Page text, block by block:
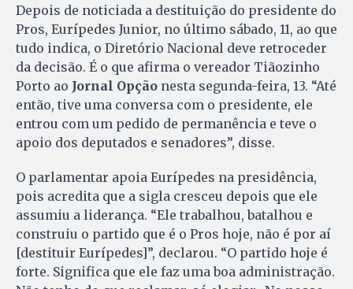
Depois de noticiada a destituição do presidente do
Pros, Eurípedes Junior, no último sábado, 11, ao que
tudo indica, o Diretório Nacional deve retroceder
da decisão. É o que afirma o vereador Tiãozinho
Porto ao Jornal Opção nesta segunda-feira, 13. “Até
então, tive uma conversa com o presidente, ele
entrou com um pedido de permanência e teve o
apoio dos deputados e senadores”, disse.
O parlamentar apoia Eurípedes na presidência,
pois acredita que a sigla cresceu depois que ele
assumiu a liderança. “Ele trabalhou, batalhou e
construiu o partido que é o Pros hoje, não é por aí
[destituir Eurípedes]”, declarou. “O partido hoje é
forte. Significa que ele faz uma boa administração.